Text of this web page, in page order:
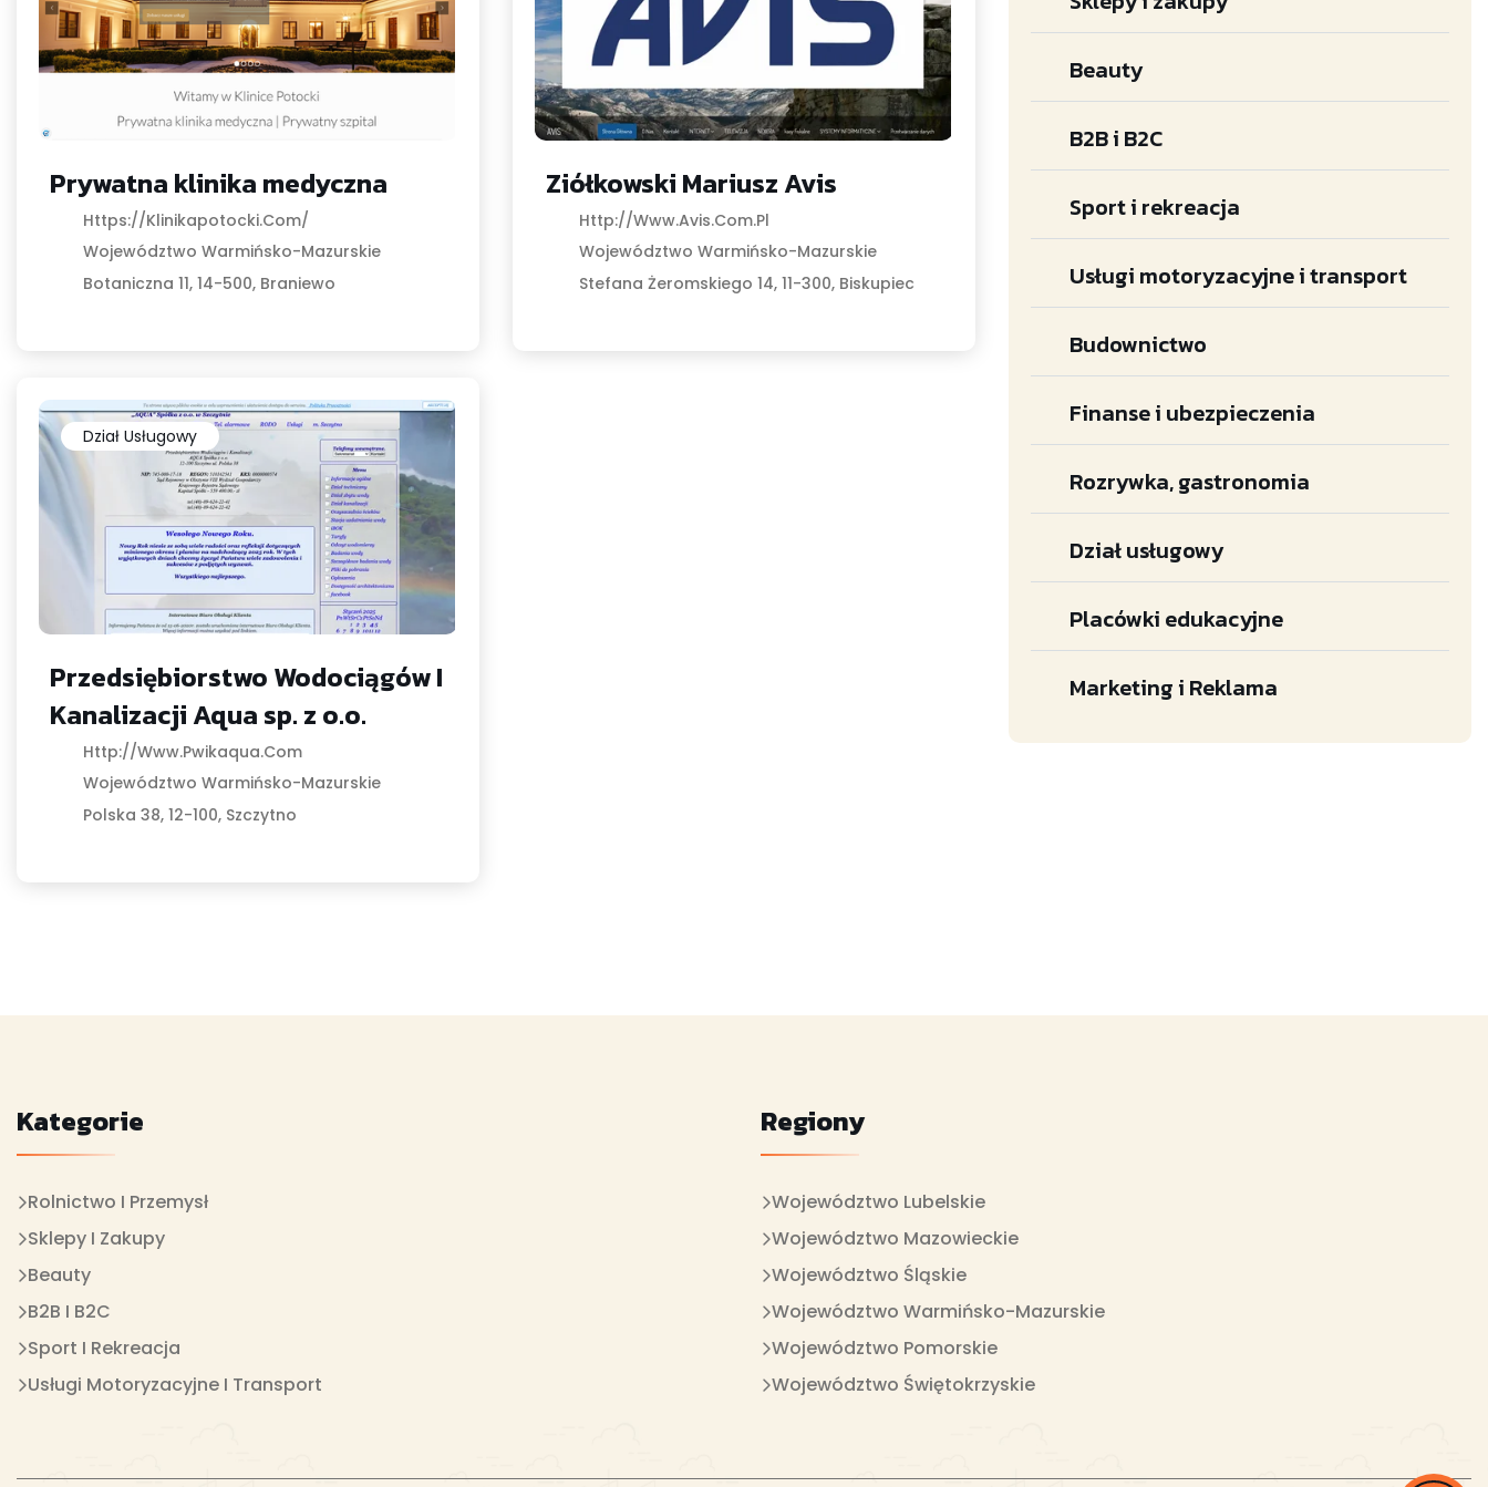
Prywatna klinika medyczna
Https://klinikapotocki.com/
Województwo Warmińsko-Mazurskie
Botaniczna 11, 14-500, Braniewo
Ziółkowski Mariusz Avis
Http://www.avis.com.pl
Województwo Warmińsko-Mazurskie
Stefana Żeromskiego 14, 11-300, Biskupiec
Dział Usługowy
Przedsiębiorstwo Wodociągów I
Kanalizacji Aqua sp. z o.o.
Http://www.pwikaqua.com
Województwo Warmińsko-Mazurskie
Polska 38, 12-100, Szczytno
Beauty
B2B i B2C
Sport i rekreacja
Usługi motoryzacyjne i transport
Budownictwo
Finanse i ubezpieczenia
Rozrywka, gastronomia
Dział usługowy
Placówki edukacyjne
Marketing i Reklama
Kategorie
Rolnictwo I Przemysł
Sklepy I Zakupy
Beauty
B2B I B2C
Sport I Rekreacja
Usługi Motoryzacyjne I Transport
Regiony
Województwo Lubelskie
Województwo Mazowieckie
Województwo Śląskie
Województwo Warmińsko-Mazurskie
Województwo Pomorskie
Województwo Świętokrzyskie